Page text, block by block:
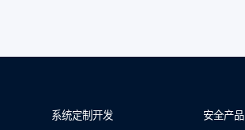
系统定制开发 安全产品